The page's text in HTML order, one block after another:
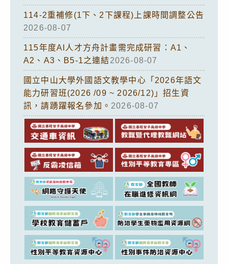
114-2重補修(1下、2下課程)上課時間調整公告
2026-08-07
115年度AI人才方舟計畫需完成研習：A1、
A2、A3、B5-1之連結2026-08-07
國立中山大學外國語文教學中心「2026年語文
能力研習班(2026 /09 ~ 2026/12)」招生資
訊，請踴躍報名參加。 2026-08-07